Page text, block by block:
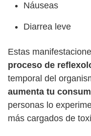
Náuseas
Diarrea leve
Estas
proceso de
temporal del
aumenta tu
personas lo
más cargados de